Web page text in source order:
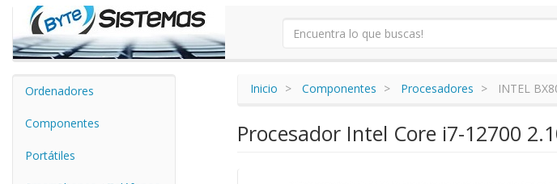
Ordenadores
Componentes
Portátiles
Inicio Componentes Procesadores INTEL
Procesador Intel Core i7-12700